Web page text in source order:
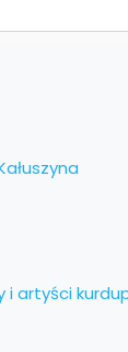
i artyści